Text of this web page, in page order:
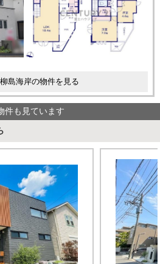
島海岸の物件を見る
件も見ています